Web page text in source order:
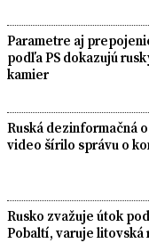
Parametre aj
podľa PS dokazujú
kamier
Ruská dezinformačná
video šírilo správu o
Rusko zvažuje útok
Pobaltí, varuje litovská